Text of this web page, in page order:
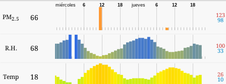
PM2.5 66
18
12
6
jueves
18
12
6
miércoles
123
98
R.H. 68 100
33
Temp 18 26
10